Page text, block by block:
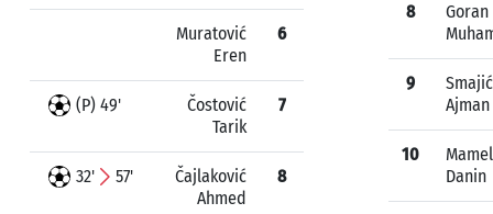
Muratović
Eren
6
(P) 49'
Čostović
Tarik
7
32' 57'
Čajlaković
Ahmed
8
8
Goran
9
Smajić
Ajman
10
Danin